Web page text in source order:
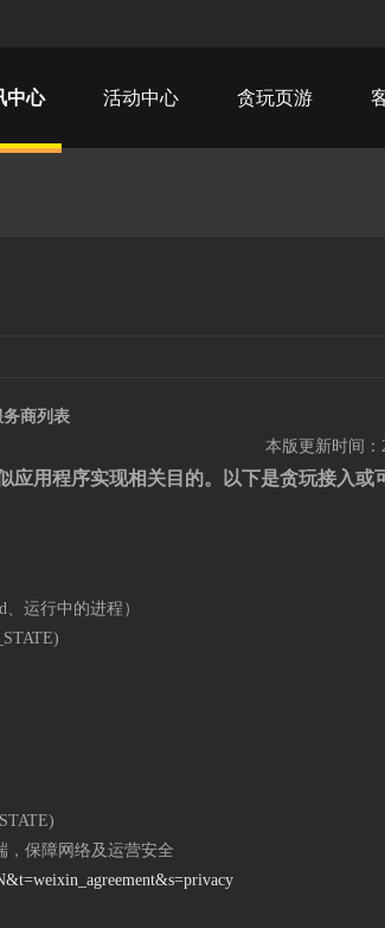
中心 活动中心 贪玩页游
商列表
本版更新时间：
用程序实现相关目的。以下是贪玩接入或
运行中的进程）
保障网络及运营安全